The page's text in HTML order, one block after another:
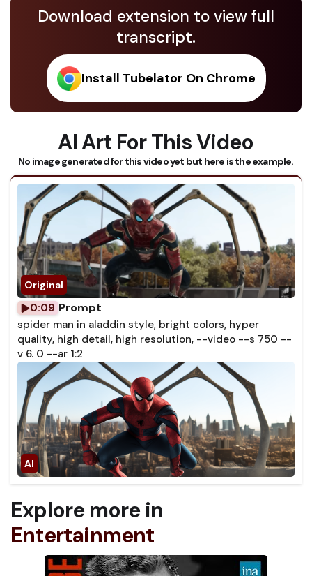
Download extension to view full
transcript.
Install Tubelator On Chrome
AI Art For This Video
No image generated for this video yet but here is the example.
0:09 Prompt
spider man in aladdin style, bright colors, hyper
quality, high detail, high resolution, --video --s 750 --
v 6. 0 --ar 1:2
Explore more in
Entertainment